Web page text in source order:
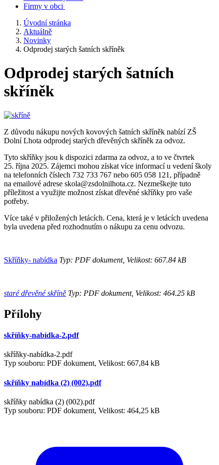
Firmy v obci
Úvodní stránka
Aktuálně
Novinky
Odprodej starých šatních skříněk
Odprodej starých šatních
skříněk
Z důvodu nákupu nových kovových šatních skříněk nabízí ZŠ
Dolní Lhota odprodej starých dřevěných skříněk za odvoz.
Tyto skříňky jsou k dispozici zdarma za odvoz, a to ve čtvrtek
25. října 2025. Zájemci mohou získat více informací u vedení školy
na telefonních číslech 732 733 767 nebo 605 058 121, případně
na emailové adrese skola@zsdolnilhota.cz. Nezmeškejte tuto
příležitost a využijte možnost získat dřevěné skříňky pro vaše
potřeby.
Více také v přiložených letácích. Cena, která je v letácích uvedena
byla uvedena před rozhodnutím o nákupu za cenu odvozu.
Skříňky- nabídka Typ: PDF dokument, Velikost: 667.84 kB
staré dřevěné skříně Typ: PDF dokument, Velikost: 464.25 kB
Přílohy
skříňky-nabídka-2.pdf
skříňky-nabídka-2.pdf
Typ souboru: PDF dokument, Velikost: 667,84 kB
skříňky nabídka (2) (002).pdf
skříňky nabídka (2) (002).pdf
Typ souboru: PDF dokument, Velikost: 464,25 kB